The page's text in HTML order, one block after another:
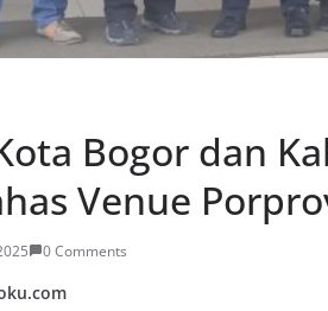
Bogor dan
Venue
0 Comments